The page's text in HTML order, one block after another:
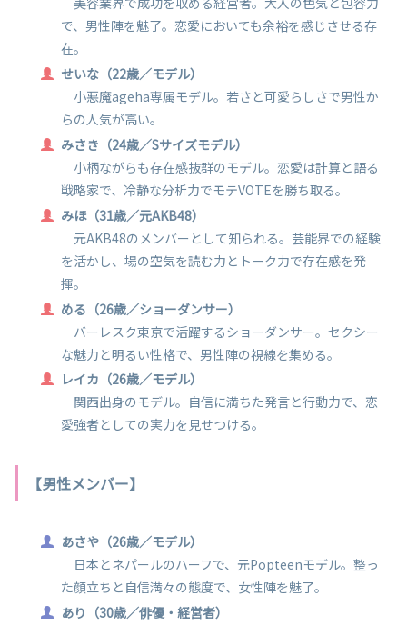
で、男性陣を魅了。恋愛においても余裕を感じさせる存
在。​
せいな（22歳／モデル）
小悪魔ageha専属モデル。若さと可愛らしさで男性か
らの人気が高い。
みさき（24歳／Sサイズモデル）
小柄ながらも存在感抜群のモデル。恋愛は計算と語る
戦略家で、冷静な分析力でモテVOTEを勝ち取る。​
みほ（31歳／元AKB48）
元AKB48のメンバーとして知られる。芸能界での経験
を活かし、場の空気を読む力とトーク力で存在感を発
揮。​
める（26歳／ショーダンサー）
バーレスク東京で活躍するショーダンサー。セクシー
な魅力と明るい性格で、男性陣の視線を集める。​
レイカ（26歳／モデル）
関西出身のモデル。自信に満ちた発言と行動力で、恋
愛強者としての実力を見せつける。​
【男性メンバー】
あさや（26歳／モデル）
日本とネパールのハーフで、元Popteenモデル。整っ
た顔立ちと自信満々の態度で、女性陣を魅了。​
あり（30歳／俳優・経営者）